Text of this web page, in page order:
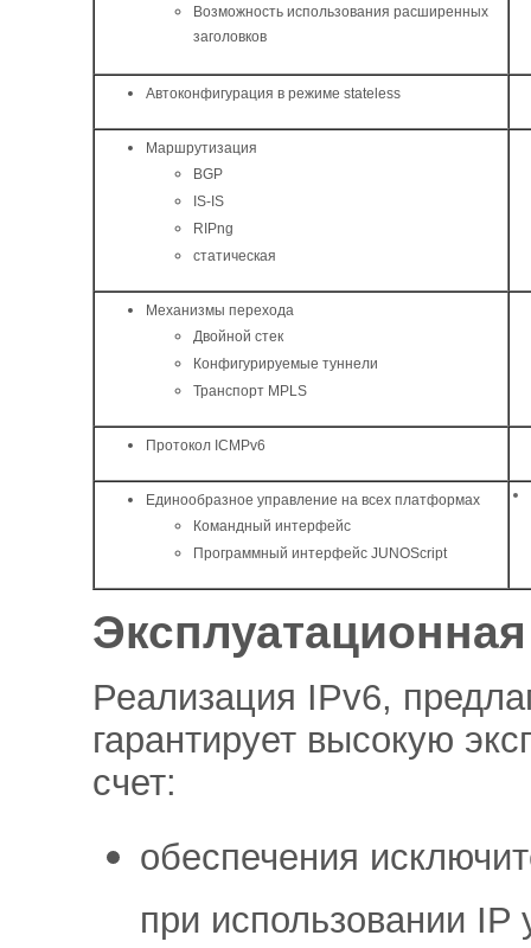
Возможность использования расширенных
заголовков
Автоконфигурация в режиме stateless
Маршрутизация
BGP
IS-IS
RIPng
статическая
Механизмы перехода
Двойной стек
Конфигурируемые туннели
Транспорт MPLS
Протокол ICMPv6
Единообразное управление на всех платформах
Командный интерфейс
Программный интерфейс JUNOScript
Реализация IPv6,
гарантирует высокую
счет:
обеспечения
при использовании IP